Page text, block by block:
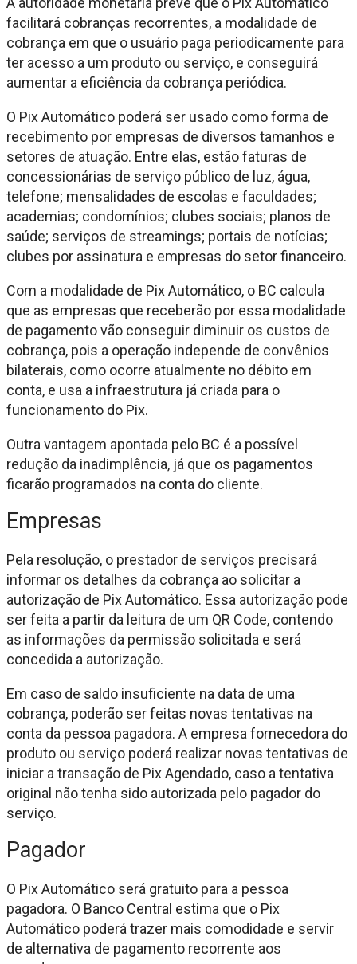
facilitará cobranças recorrentes, a modalidade de
cobrança em que o usuário paga periodicamente para
ter acesso a um produto ou serviço, e conseguirá
aumentar a eficiência da cobrança periódica.
O Pix Automático poderá ser usado como forma de
recebimento por empresas de diversos tamanhos e
setores de atuação. Entre elas, estão faturas de
concessionárias de serviço público de luz, água,
telefone; mensalidades de escolas e faculdades;
academias; condomínios; clubes sociais; planos de
saúde; serviços de streamings; portais de notícias;
clubes por assinatura e empresas do setor financeiro.
Com a modalidade de Pix Automático, o BC calcula
que as empresas que receberão por essa modalidade
de pagamento vão conseguir diminuir os custos de
cobrança, pois a operação independe de convênios
bilaterais, como ocorre atualmente no débito em
conta, e usa a infraestrutura já criada para o
funcionamento do Pix.
Outra vantagem apontada pelo BC é a possível
redução da inadimplência, já que os pagamentos
ficarão programados na conta do cliente.
Empresas
Pela resolução, o prestador de serviços precisará
informar os detalhes da cobrança ao solicitar a
autorização de Pix Automático. Essa autorização pode
ser feita a partir da leitura de um QR Code, contendo
as informações da permissão solicitada e será
concedida a autorização.
Em caso de saldo insuficiente na data de uma
cobrança, poderão ser feitas novas tentativas na
conta da pessoa pagadora. A empresa fornecedora do
produto ou serviço poderá realizar novas tentativas de
iniciar a transação de Pix Agendado, caso a tentativa
original não tenha sido autorizada pelo pagador do
serviço.
Pagador
O Pix Automático será gratuito para a pessoa
pagadora. O Banco Central estima que o Pix
Automático poderá trazer mais comodidade e servir
de alternativa de pagamento recorrente aos